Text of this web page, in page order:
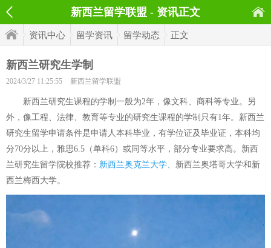
新西兰留学联盟 - 资讯正文
资讯中心 留学资讯 留学动态 正文
新西兰研究生学制
2024/3/27 11:25:55 新西兰留学联盟
新西兰研究生课程的学制一般为2年，像文科、商科等专业。另
外，像工程、法律、教育等专业的研究生课程的学制只有1年。新西兰
研究生留学申请条件是申请人本科毕业，有学位证及毕业证，本科均
分70分以上，雅思6.5（单科6）或同等水平，部分专业要求高。新西
兰研究生留学院校推荐： 新西兰奥克兰大学、新西兰奥塔哥大学和新
西兰梅西大学。